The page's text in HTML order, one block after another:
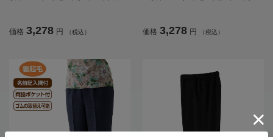
価格 3,278 円 （税込） 価格 3,278 円 （税込）